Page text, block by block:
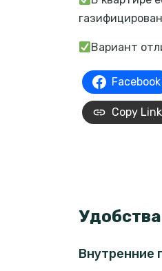
Вариант
Facebook
Copy Link
Внутренние